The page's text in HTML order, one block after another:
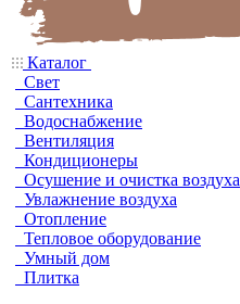
Каталог
Свет
Сантехника
Водоснабжение
Вентиляция
Кондиционеры
Осушение и очистка воздуха
Увлажнение воздуха
Отопление
Тепловое оборудование
Умный дом
Плитка